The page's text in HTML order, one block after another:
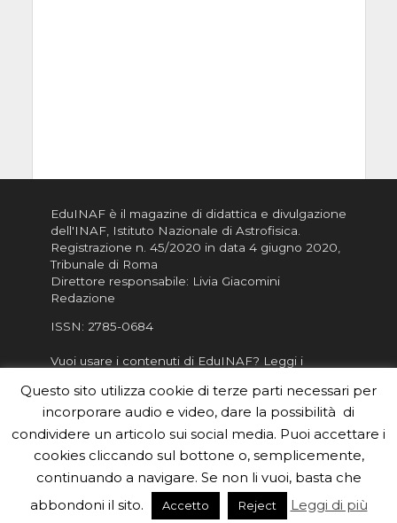
EduINAF è il magazine di didattica e divulgazione
dell'INAF, Istituto Nazionale di Astrofisica
Registrazione n. 45/2020 in data 4 giugno 2020,
Tribunale di Roma
Direttore responsabile: Livia Giacomini
Redazione
ISSN: 2785-0684
Vuoi usare i contenuti di EduINAF? Leggi i
Informativa sulla Privacy
Informatva sui Cookie
Per la rubrica de l'Astronomo risponde, per
inviarci le tue foto o i tuoi contributi, scrivici a
redazione.edu [chiocciola] inaf.it oppure
il form
Questo sito utilizza cookie di terze parti necessari per
incorporare audio e video, dare la possibilità di
condividere un articolo sui social media. Puoi accettare i
cookies cliccando sul bottone o, semplicemente,
continuando a navigare. Se non li vuoi, basta che
abbondoni il sito.
Accetto Reject Leggi di più